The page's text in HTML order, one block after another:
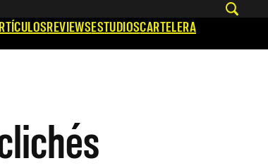
REVIEWSESTUDIOSCARTELERA